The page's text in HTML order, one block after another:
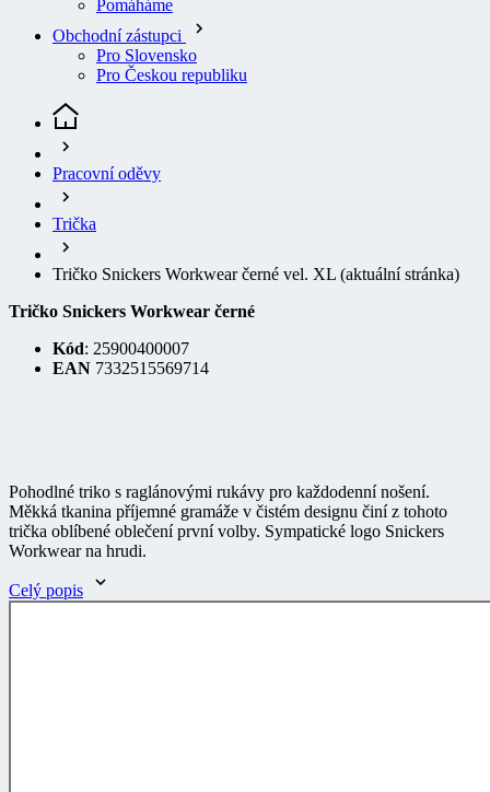
Pro Českou republiku
Pracovní oděvy
Tričko Snickers Workwear černé
Kód: 25900400007
EAN7332515569714
Workwear na hrudi.
Celý popis